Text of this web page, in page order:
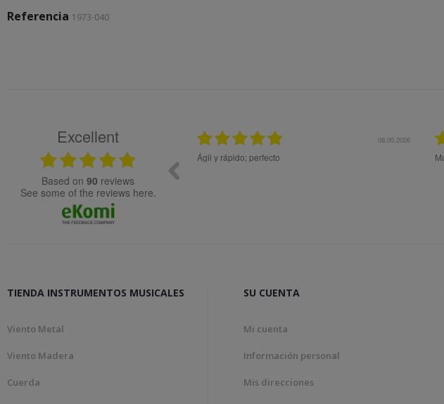
Referencia 1973-040
Excellent
based on 90 reviews
see some of the reviews here.
25.02.2024
de muy buena calidad. Ágil y rápido; perfecto
TIENDA INSTRUMENTOS MUSICALES
Viento Metal
Viento Madera
Cuerda
SU CUENTA
Mi cuenta
Información personal
Mis direcciones